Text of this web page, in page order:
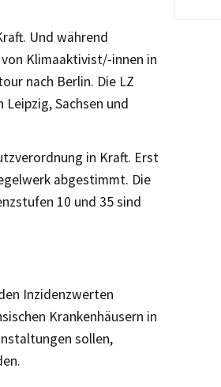
Und während
Klimaaktivist/-innen in
nach Berlin. Die LZ
Sachsen und
in Kraft. Erst
abgestimmt. Die
10 und 35 sind
Inzidenzwerten
Krankenhäusern in
sollen,